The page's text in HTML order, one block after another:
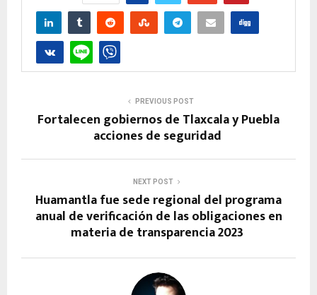
PREVIOUS POST
Fortalecen gobiernos de Tlaxcala y Puebla
acciones de seguridad
NEXT POST
Huamantla fue sede regional del programa
anual de verificación de las obligaciones en
materia de transparencia 2023